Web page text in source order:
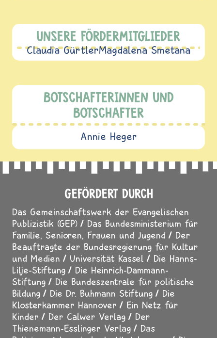
UNSERE FÖRDERMITGLIEDER
Claudia GürtlerMagdalena Smetana
BOTSCHAFTERINNEN UND
BOTSCHAFTER
Annie Heger
GEFÖRDERT DURCH
Das Gemeinschaftswerk der Evangelischen
Publizistik (GEP)
Das Bundesministerium für
Familie, Senioren, Frauen und Jugend
Der
Beauftragte der Bundesregierung für Kultur
und Medien
Universität Kassel
Die Hanns-
Lilje-Stiftung
Die Heinrich-Dammann-
Stiftung
Die Bundeszentrale für politische
Bildung
Die Dr. Buhmann Stiftung
Die
Klosterkammer Hannover
Ein Netz für
Kinder
Der Calwer Verlag
Der
Thienemann-Esslinger Verlag
Das